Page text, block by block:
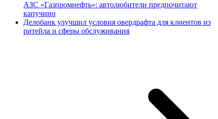
АЗС «Газпромнефть»: автолюбители предпочитают
капучино
Делобанк улучшил условия овердрафта для клиентов из
ритейла и сферы обслуживания